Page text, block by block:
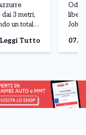
3 metri,
un totale
Leggi Tutto 07/